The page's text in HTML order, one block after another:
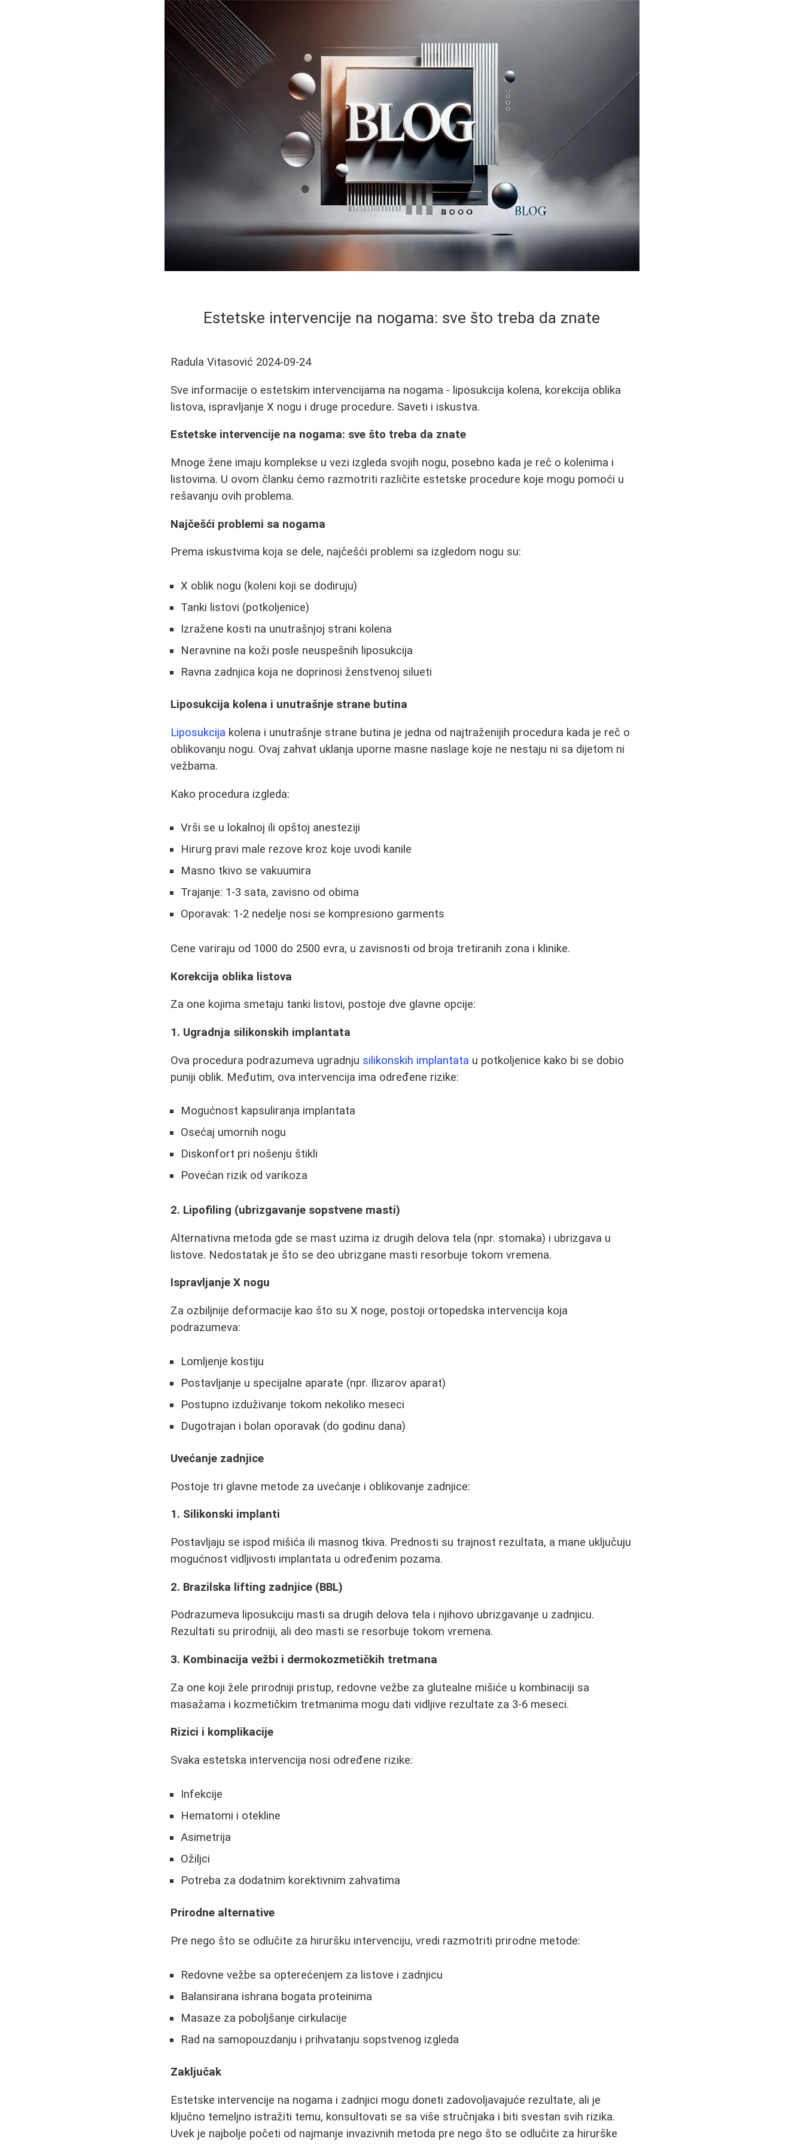
Estetske intervencije na nogama: sve što treba da znate
Radula Vitasović 2024-09-24
Sve informacije o estetskim intervencijama na nogama - liposukcija kolena, korekcija oblika
listova, ispravljanje X nogu i druge procedure. Saveti i iskustva.
Estetske intervencije na nogama: sve što treba da znate
Mnoge žene imaju komplekse u vezi izgleda svojih nogu, posebno kada je reč o kolenima i
listovima. U ovom članku ćemo razmotriti različite estetske procedure koje mogu pomoći u
rešavanju ovih problema.
Najčešći problemi sa nogama
Prema iskustvima koja se dele, najčešći problemi sa izgledom nogu su:
X oblik nogu (koleni koji se dodiruju)
Tanki listovi (potkoljenice)
Izražene kosti na unutrašnjoj strani kolena
Neravnine na koži posle neuspešnih liposukcija
Ravna zadnjica koja ne doprinosi ženstvenoj silueti
Liposukcija kolena i unutrašnje strane butina
Liposukcija kolena i unutrašnje strane butina je jedna od najtraženijih procedura kada je reč o
oblikovanju nogu. Ovaj zahvat uklanja uporne masne naslage koje ne nestaju ni sa dijetom ni
vežbama.
Kako procedura izgleda:
Vrši se u lokalnoj ili opštoj anesteziji
Hirurg pravi male rezove kroz koje uvodi kanile
Masno tkivo se vakuumira
Trajanje: 1-3 sata, zavisno od obima
Oporavak: 1-2 nedelje nosi se kompresiono garments
Cene variraju od 1000 do 2500 evra, u zavisnosti od broja tretiranih zona i klinike.
Korekcija oblika listova
Za one kojima smetaju tanki listovi, postoje dve glavne opcije:
1. Ugradnja silikonskih implantata
Ova procedura podrazumeva ugradnju silikonskih implantata u potkoljenice kako bi se dobio
puniji oblik. Međutim, ova intervencija ima određene rizike:
Mogućnost kapsuliranja implantata
Osećaj umornih nogu
Diskonfort pri nošenju štikli
Povećan rizik od varikoza
2. Lipofiling (ubrizgavanje sopstvene masti)
Alternativna metoda gde se mast uzima iz drugih delova tela (npr. stomaka) i ubrizgava u
listove. Nedostatak je što se deo ubrizgane masti resorbuje tokom vremena.
Ispravljanje X nogu
Za ozbiljnije deformacije kao što su X noge, postoji ortopedska intervencija koja
podrazumeva:
Lomljenje kostiju
Postavljanje u specijalne aparate (npr. Ilizarov aparat)
Postupno izduživanje tokom nekoliko meseci
Dugotrajan i bolan oporavak (do godinu dana)
Uvećanje zadnjice
Postoje tri glavne metode za uvećanje i oblikovanje zadnjice:
1. Silikonski implanti
Postavljaju se ispod mišića ili masnog tkiva. Prednosti su trajnost rezultata, a mane uključuju
mogućnost vidljivosti implantata u određenim pozama.
2. Brazilska lifting zadnjice (BBL)
Podrazumeva liposukciju masti sa drugih delova tela i njihovo ubrizgavanje u zadnjicu.
Rezultati su prirodniji, ali deo masti se resorbuje tokom vremena.
3. Kombinacija vežbi i dermokozmetičkih tretmana
Za one koji žele prirodniji pristup, redovne vežbe za glutealne mišiće u kombinaciji sa
masažama i kozmetičkim tretmanima mogu dati vidljive rezultate za 3-6 meseci.
Rizici i komplikacije
Svaka estetska intervencija nosi određene rizike:
Infekcije
Hematomi i otekline
Asimetrija
Ožiljci
Potreba za dodatnim korektivnim zahvatima
Prirodne alternative
Pre nego što se odlučite za hiruršku intervenciju, vredi razmotriti prirodne metode:
Redovne vežbe sa opterećenjem za listove i zadnjicu
Balansirana ishrana bogata proteinima
Masaze za poboljšanje cirkulacije
Rad na samopouzdanju i prihvatanju sopstvenog izgleda
Zaključak
Estetske intervencije na nogama i zadnjici mogu doneti zadovoljavajuće rezultate, ali je
ključno temeljno istražiti temu, konsultovati se sa više stručnjaka i biti svestan svih rizika.
Uvek je najbolje početi od najmanje invazivnih metoda pre nego što se odlučite za hirurške